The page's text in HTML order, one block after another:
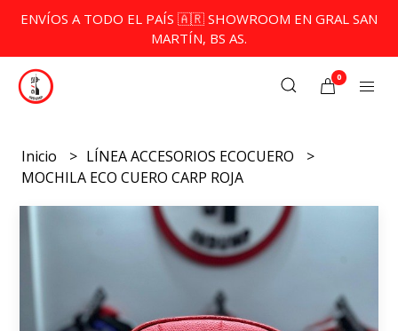
ENVÍOS A TODO EL PAÍS 🇦🇷 SHOWROOM EN GRAL SAN
MARTÍN, BS AS.
0
Inicio
LÍNEA ACCESORIOS ECOCUERO
MOCHILA ECO CUERO CARP ROJA